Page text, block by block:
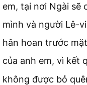
em, tại nơi Ngài sẽ
mình và người Lê-
hân hoan trước
của anh em, vì kết
không được bỏ